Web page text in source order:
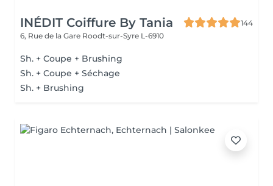
INÉDIT Coiffure By Tania
144
6, Rue de la Gare Roodt-sur-Syre L-6910
Sh. + Coupe + Brushing
Sh. + Coupe + Séchage
Sh. + Brushing